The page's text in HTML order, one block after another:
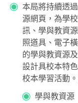
本局將持續透
源網頁，為學
訊、學與教資
照道具、電子
的學與教資源
設計具校本特
校本學習活動。
學與教資源